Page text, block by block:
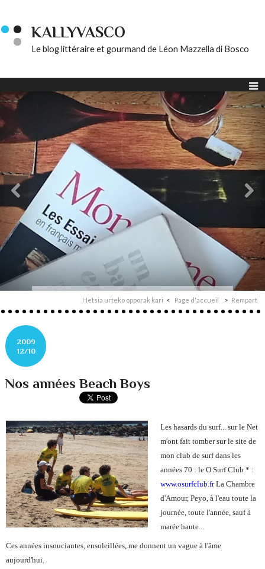
KALLYVASCO
Le blog littéraire et gourmand de Léon Mazzella di Bosco
Hetsia urteko opporak kari Page d'accueil Rempart
2009
12/10
Nos années Beach Boys
Les hasards du surf... sur le Net
m'ont fait tomber sur le site de
mon club de surf dans les
années 70 : le O Surf Club * :
www.osurfclub.fr La Chambre
d'Amour, Peyo, à l'eau toute la
journée, toute l'année, sauf à
marée haute...
Ces années insouciantes, ensoleillées, me donnent un vague à l'âme
aujourd'hui.